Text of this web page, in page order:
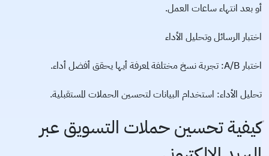
أو بعد انتهاء ساعات العمل.
اختبار الرسائل وتحليل الأداء
اختبار A/B: تجربة نسخ مختلفة لمعرفة أيها يحقق أفضل أداء.
تحليل الأداء: استخدام البيانات لتحسين الحملات المستقبلية.
كيفية تحسين حملات التسويق عبر